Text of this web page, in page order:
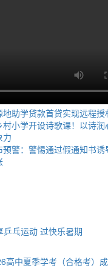
地助学贷款首贷实现远程授
村小学开设诗歌课！以诗润
力
预警：警惕通过假通知书诱
乒乓运动 过快乐暑期
高中夏季学考（合格考）